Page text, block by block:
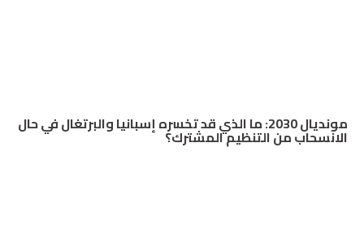
مونديال 2030: ما الذي قد تخسره إسبانيا والبرتغال في حال
الانسحاب من التنظيم المشترك؟